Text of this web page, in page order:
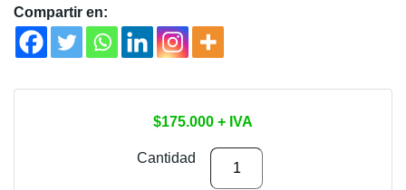
Compartir en:
$175.000 + IVA
Cantidad
SILLA